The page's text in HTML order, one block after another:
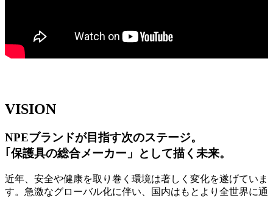
VISION
NPEブランドが目指す次のステージ。
｢保護具の総合メーカー」として描く未来。
近年、安全や健康を取り巻く環境は著しく変化を遂げていま
す。急激なグローバル化に伴い、国内はもとより全世界に通